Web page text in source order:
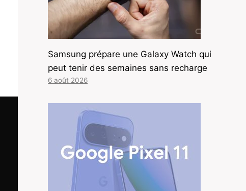
Samsung prépare une Galaxy Watch qui
peut tenir des semaines sans recharge
6 août 2026